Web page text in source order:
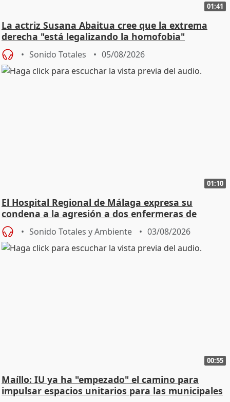
01:41
La actriz Susana Abaitua cree que la extrema
derecha "está legalizando la homofobia"
Sonido Totales 05/08/2026
01:10
El Hospital Regional de Málaga expresa su
condena a la agresión a dos enfermeras de
Urgencias
Sonido Totales y Ambiente 03/08/2026
00:55
Maíllo: IU ya ha "empezado" el camino para
impulsar espacios unitarios para las municipales